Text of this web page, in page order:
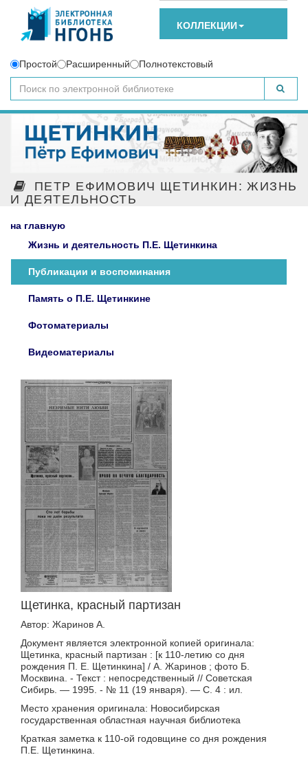
КОЛЛЕКЦИИ
Простой Расширенный Полнотекстовый
ПЕТР ЕФИМОВИЧ ЩЕТИНКИН: ЖИЗНЬ
И ДЕЯТЕЛЬНОСТЬ
на главную
Жизнь и деятельность П.Е. Щетинкина
Публикации и воспоминания
Память о П.Е. Щетинкине
Фотоматериалы
Видеоматериалы
Щетинка, красный партизан
Автор: Жаринов А.
Документ является электронной копией оригинала:
Щетинка, красный партизан : [к 110-летию со дня
рождения П. Е. Щетинкина] / А. Жаринов ; фото Б.
Москвина. - Текст : непосредственный // Советская
Сибирь. — 1995. - № 11 (19 января). — С. 4 : ил.
Место хранения оригинала: Новосибирская
государственная областная научная библиотека
Краткая заметка к 110-ой годовщине со дня рождения
П.Е. Щетинкина.